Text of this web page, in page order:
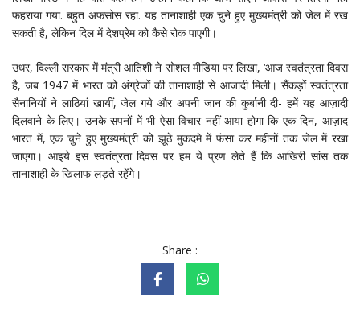
फहराया गया. बहुत अफसोस रहा. यह तानाशाही एक चुने हुए मुख्यमंत्री को जेल में रख
सकती है, लेकिन दिल में देशप्रेम को कैसे रोक पाएगी।
उधर, दिल्ली सरकार में मंत्री आतिशी ने सोशल मीडिया पर लिखा, ‘आज स्वतंत्रता दिवस
है, जब 1947 में भारत को अंग्रेजों की तानाशाही से आजादी मिली। सैंकड़ों स्वतंत्रता
सैनानियों ने लाठियां खायीं, जेल गये और अपनी जान की कुर्बानी दी- हमें यह आज़ादी
दिलवाने के लिए। उनके सपनों में भी ऐसा विचार नहीं आया होगा कि एक दिन, आज़ाद
भारत में, एक चुने हुए मुख्यमंत्री को झूठे मुकदमे में फंसा कर महीनों तक जेल में रखा
जाएगा। आइये इस स्वतंत्रता दिवस पर हम ये प्रण लेते हैं कि आखिरी सांस तक
तानाशाही के खिलाफ लड़ते रहेंगे।
Share :